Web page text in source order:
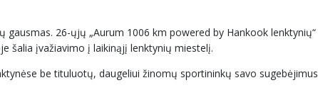
26-ųjų „Aurum 1006 km powered by Hankook lenktynių“
šalia įvažiavimo į laikinąjį lenktynių miestelį.
be tituluotų, daugeliui žinomų sportininkų savo sugebėjimus